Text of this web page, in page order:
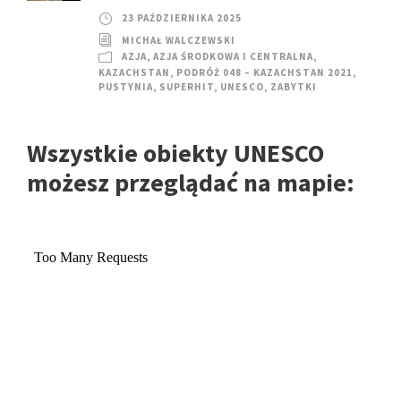
23 PAŹDZIERNIKA 2025
MICHAŁ WALCZEWSKI
AZJA, AZJA ŚRODKOWA I CENTRALNA,
KAZACHSTAN , PODRÓŻ 048 – KAZACHSTAN 2021 ,
PUSTYNIA, SUPERHIT, UNESCO, ZABYTKI
Wszystkie obiekty UNESCO
możesz przeglądać na mapie: